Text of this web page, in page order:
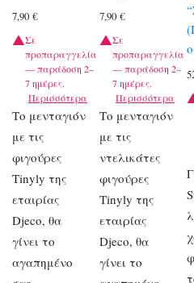
7,90 €
Σε
προπαραγγελία
— παράδοση 2–
7 ημέρες.
Περισσότερα
Το μενταγιόν
με τις
φιγούρες
Tinyly της
εταιρίας
Djeco, θα
γίνει το
αγαπημένο
7,90€
Σε
προπαραγγελία
— παράδοση 2–
7 ημέρες.
Περισσότερα
Το μενταγιόν
με τις
ντελικάτες
φιγούρες
Tinyly της
εταιρίας
Djeco, θα
γίνει το